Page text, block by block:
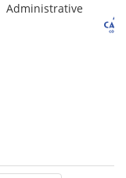
Administrative